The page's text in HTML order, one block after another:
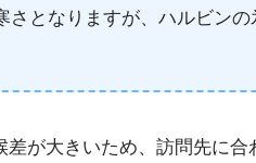
さとなりますが、ハルビン
差が大きいため、訪問先に